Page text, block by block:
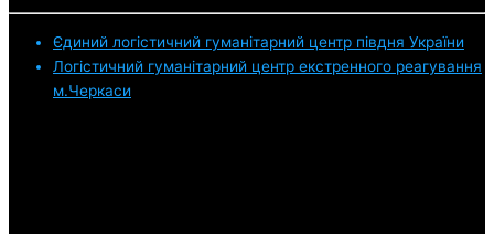
Єдиний логістичний гуманітарний центр півдня України
Логістичний гуманітарний центр екстренного реагування
м.Черкаси